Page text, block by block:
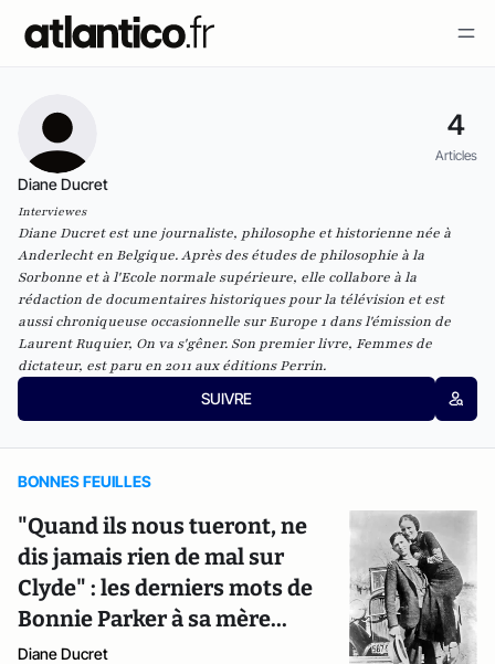
4
Articles
Diane Ducret
Interviewes
Diane Ducret est une journaliste, philosophe et historienne née à
Anderlecht en Belgique. Après des études de philosophie à la
Sorbonne et à l'Ecole normale supérieure, elle collabore à la
rédaction de documentaires historiques pour la télévision et est
aussi chroniqueuse occasionnelle sur Europe 1 dans l'émission de
Laurent Ruquier, On va s'gêner. Son premier livre, Femmes de
dictateur, est paru en 2011 aux éditions Perrin.
SUIVRE
BONNES FEUILLES
"Quand ils nous tueront, ne
dis jamais rien de mal sur
Clyde" : les derniers mots de
Bonnie Parker à sa mère...
Diane Ducret